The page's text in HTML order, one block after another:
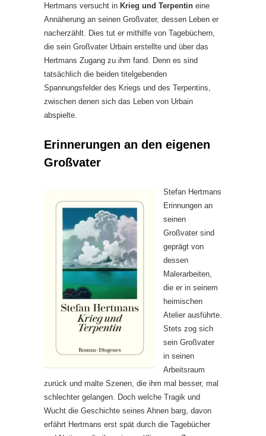
Hertmans versucht in Krieg und Terpentin eine
Annäherung an seinen Großvater, dessen Leben er
nacherzählt. Dies tut er mithilfe von Tagebüchern,
die sein Großvater Urbain erstellte und über das
Hertmans Zugang zu ihm fand. Denn es sind
tatsächlich die beiden titelgebenden
Spannungsfelder des Kriegs und des Terpentins,
zwischen denen sich das Leben von Urbain
abspielte.
Erinnerungen an den eigenen
Großvater
Stefan Hertmans
Erinnungen an
seinen
Großvater sind
geprägt von
dessen
Malerarbeiten,
die er in seinem
heimischen
Atelier ausführte.
Stets zog sich
sein Großvater
in seinen
Arbeitsraum
zurück und malte Szenen, die ihm mal besser, mal
schlechter gelangen. Doch welche Tragik und
Wucht die Geschichte seines Ahnen barg, davon
erfährt Hertmans erst spät durch die Tagebücher